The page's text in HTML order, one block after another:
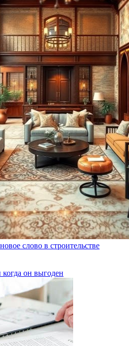
слово в строительстве
он выгоден